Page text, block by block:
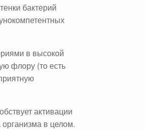
бактерий
в высокой
флору (то есть
активации
в целом.